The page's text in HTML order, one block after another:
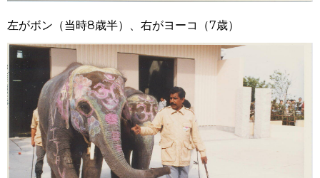
左がボン（当時8歳半）、右がヨーコ（7歳）